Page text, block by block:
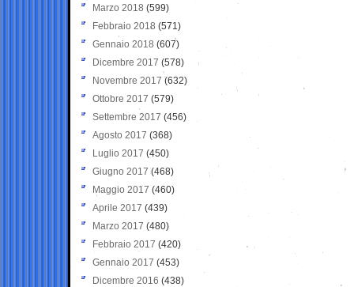
Marzo 2018 (599)
Febbraio 2018 (571)
Gennaio 2018 (607)
Dicembre 2017 (578)
Novembre 2017 (632)
Ottobre 2017 (579)
Settembre 2017 (456)
Agosto 2017 (368)
Luglio 2017 (450)
Giugno 2017 (468)
Maggio 2017 (460)
Aprile 2017 (439)
Marzo 2017 (480)
Febbraio 2017 (420)
Gennaio 2017 (453)
Dicembre 2016 (438)